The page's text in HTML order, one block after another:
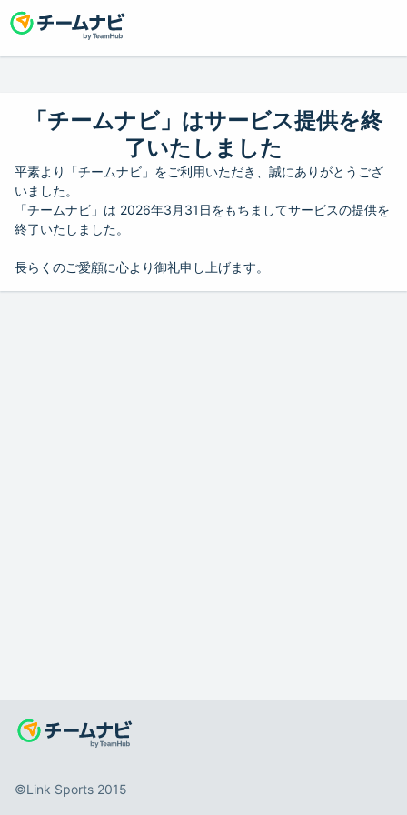
「チームナビ」はサービス提供を終
了いたしました
平素より「チームナビ」をご利用いただき、誠にありがとうござ
いました。
「チームナビ」は 2026年3月31日をもちましてサービスの提供を
終了いたしました。
長らくのご愛顧に心より御礼申し上げます。
©️Link Sports 2015